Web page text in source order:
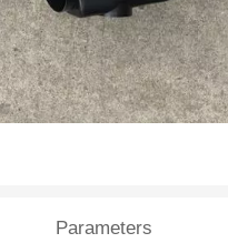
Parameters